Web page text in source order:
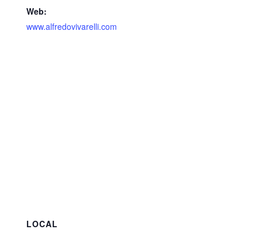
Web:
www.alfredovivarelli.com
LOCAL